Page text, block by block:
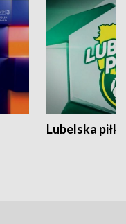
Lubelska piłka